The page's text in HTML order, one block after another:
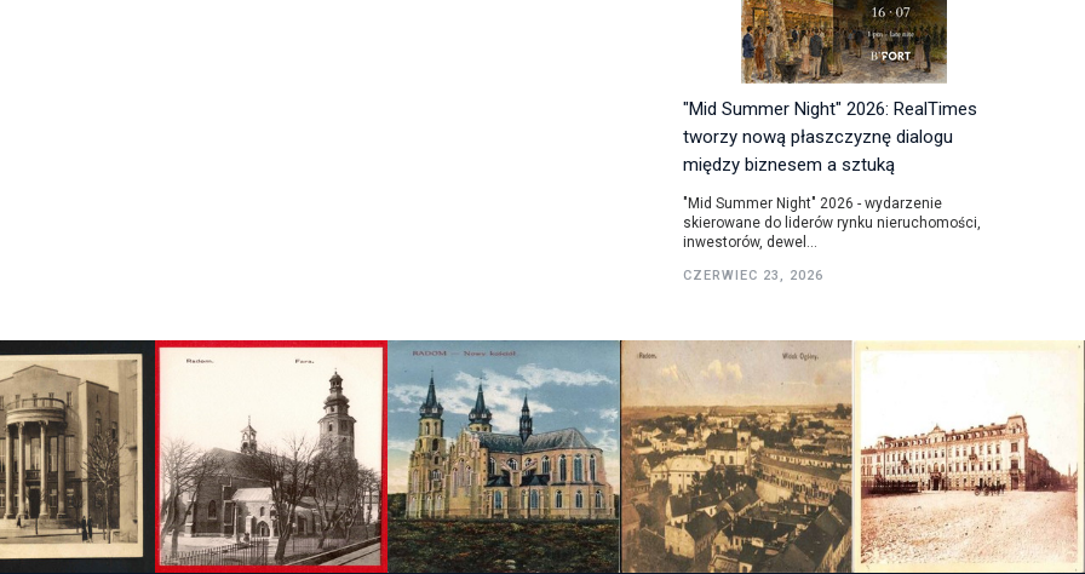
"Mid Summer Night" 2026: RealTimes
tworzy nową płaszczyznę dialogu
między biznesem a sztuką
"Mid Summer Night" 2026 - wydarzenie
skierowane do liderów rynku nieruchomości,
inwestorów, dewel...
CZERWIEC 23, 2026